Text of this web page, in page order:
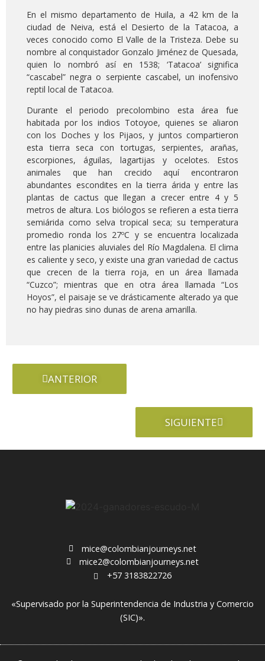
En el mismo departamento de Huila, a 42 km de la
ciudad de Neiva, está el Desierto de la Tatacoa, a
veces conocido como El Valle de la Tristeza. Debe su
nombre al conquistador Gonzalo Jiménez de Quesada,
quien lo nombró así en 1538; ‘Tatacoa’ significa
“cascabel” negra o serpiente cascabel, un inofensivo
reptil local de Tatacoa.
Durante el periodo precolombino esta área fue
habitada por los indios Totoyoe, quienes se aliaron
con los Doches y los Pijaos, y juntos compartieron
esta tierra seca con tortugas, serpientes, arañas,
escorpiones, águilas, lagartijas y ocelotes. Estos
animales que han crecido aquí encontraron
abundantes escondites en la tierra árida y entre las
plantas de cactus que llegan a crecer entre 4 y 5
metros de altura. Los biólogos se refieren a esta tierra
semiárida como selva tropical seca; su temperatura
promedio ronda los 27ºC y se encuentra localizada
entre las planicies aluviales del Río Magdalena. El clima
es caliente y seco, y existe una gran variedad de cactus
que crecen de la tierra roja, en un área llamada
“Cuzco”; mientras que en otra área llamada “Los
Hoyos”, el paisaje se ve drásticamente alterado ya que
no hay piedras sino dunas de arena amarilla.
ANTERIOR
SIGUIENTE
mice@colombianjourneys.net
mice2@colombianjourneys.net
+57 3183822726
«Supervisado por la Superintendencia de Industria y Comercio
(SIC)».